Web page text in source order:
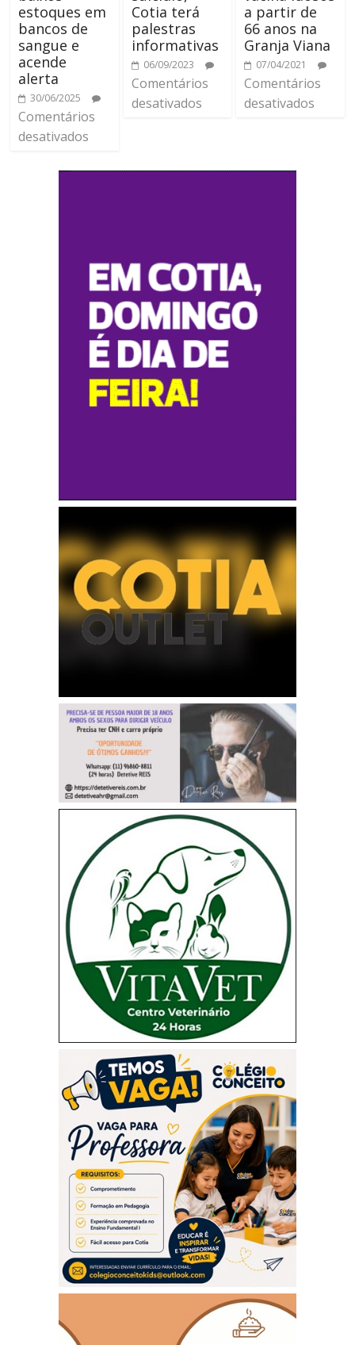
estoques em
bancos de
sangue e
acende
alerta
30/06/2025
Comentários
desativados
Cotia terá
palestras
informativas
06/09/2023
Comentários
desativados
a partir de
66 anos na
Granja Viana
07/04/2021
Comentários
desativados